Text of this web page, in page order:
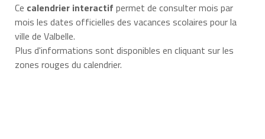
Ce calendrier interactif permet de consulter mois par
mois les dates officielles des vacances scolaires pour la
ville de Valbelle.
Plus d'informations sont disponibles en cliquant sur les
zones rouges du calendrier.